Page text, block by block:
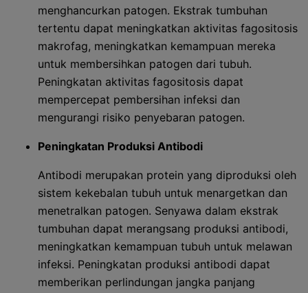
menghancurkan patogen. Ekstrak tumbuhan
tertentu dapat meningkatkan aktivitas fagositosis
makrofag, meningkatkan kemampuan mereka
untuk membersihkan patogen dari tubuh.
Peningkatan aktivitas fagositosis dapat
mempercepat pembersihan infeksi dan
mengurangi risiko penyebaran patogen.
Peningkatan Produksi Antibodi
Antibodi merupakan protein yang diproduksi oleh
sistem kekebalan tubuh untuk menargetkan dan
menetralkan patogen. Senyawa dalam ekstrak
tumbuhan dapat merangsang produksi antibodi,
meningkatkan kemampuan tubuh untuk melawan
infeksi. Peningkatan produksi antibodi dapat
memberikan perlindungan jangka panjang